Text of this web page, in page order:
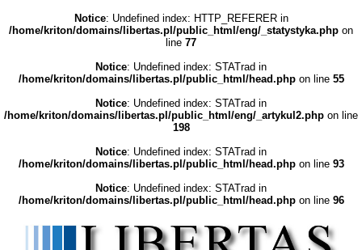
Notice: Undefined index: HTTP_REFERER in
/home/kriton/domains/libertas.pl/public_html/eng/_statystyka.php on
line 77
Notice: Undefined index: STATrad in
/home/kriton/domains/libertas.pl/public_html/head.phpon line 55
Notice: Undefined index: STATrad in
/home/kriton/domains/libertas.pl/public_html/eng/_artykul2.php on line
198
Notice: Undefined index: STATrad in
/home/kriton/domains/libertas.pl/public_html/head.phpon line 93
Notice: Undefined index: STATrad in
/home/kriton/domains/libertas.pl/public_html/head.phpon line 96